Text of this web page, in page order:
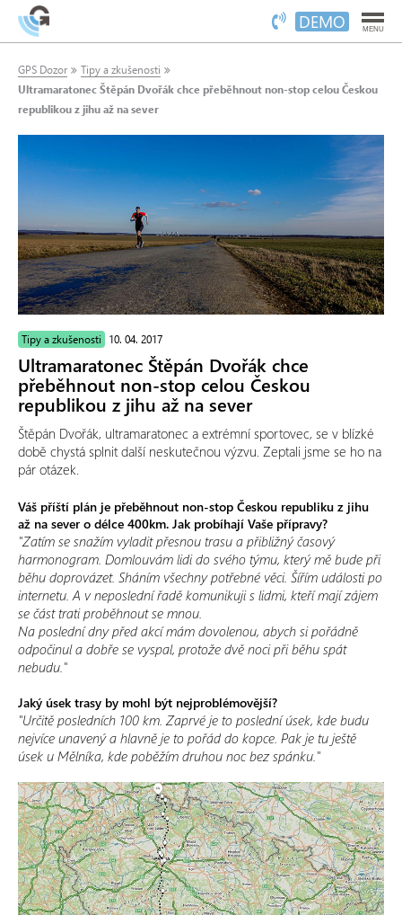
DEMO MENU
GPS Dozor
Tipy a zkušenosti
Ultramaratonec Štěpán Dvořák chce přeběhnout non-stop celou Českou
republikou z jihu až na sever
Tipy a zkušenosti 10. 04. 2017
Ultramaratonec Štěpán Dvořák chce
přeběhnout non-stop celou Českou
republikou z jihu až na sever
Štěpán Dvořák, ultramaratonec a extrémní sportovec, se v blízké
době chystá splnit další neskutečnou výzvu. Zeptali jsme se ho na
pár otázek.
Váš příští plán je přeběhnout non-stop Českou republiku z jihu
až na sever o délce 400km. Jak probíhají Vaše přípravy?
"Zatím se snažím vyladit přesnou trasu a přibližný časový
harmonogram. Domlouvám lidi do svého týmu, který mě bude při
běhu doprovázet. Sháním všechny potřebné věci. Šířím události po
internetu. A v neposlední řadě komunikuji s lidmi, kteří mají zájem
se část trati proběhnout se mnou.
Na poslední dny před akcí mám dovolenou, abych si pořádně
odpočinul a dobře se vyspal, protože dvě noci při běhu spát
nebudu."
Jaký úsek trasy by mohl být nejproblémovější?
"Určitě posledních 100 km. Zaprvé je to poslední úsek, kde budu
nejvíce unavený a hlavně je to pořád do kopce. Pak je tu ještě
úsek u Mělníka, kde poběžím druhou noc bez spánku."